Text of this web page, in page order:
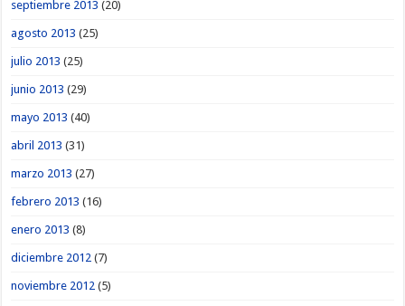
septiembre 2013 (20)
agosto 2013 (25)
julio 2013 (25)
junio 2013 (29)
mayo 2013 (40)
abril 2013 (31)
marzo 2013 (27)
febrero 2013 (16)
enero 2013 (8)
diciembre 2012 (7)
noviembre 2012 (5)